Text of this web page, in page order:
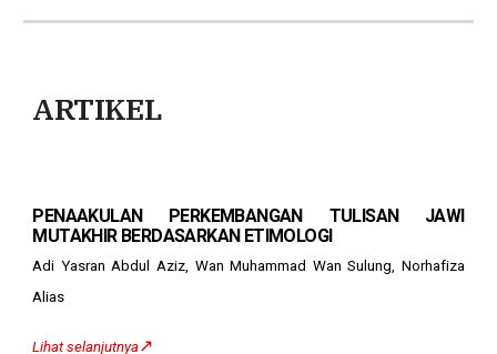
ARTIKEL
PENAAKULAN PERKEMBANGAN TULISAN JAWI
MUTAKHIR BERDASARKAN ETIMOLOGI
Adi Yasran Abdul Aziz, Wan Muhammad Wan Sulung, Norhafiza
Alias
Lihat selanjutnya↗️